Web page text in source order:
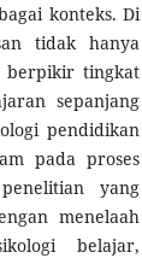
konteks. Di
tidak hanya
berpikir tingkat
sepanjang
pendidikan
pada proses
yang
menelaah
belajar,